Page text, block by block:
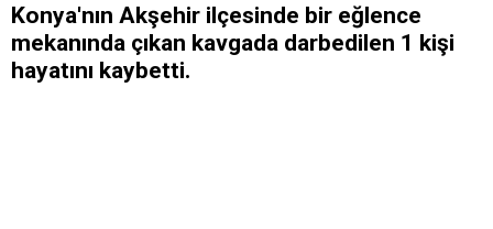
Konya'nın Akşehir ilçesinde bir eğlence
mekanında çıkan kavgada darbedilen 1 kişi
hayatını kaybetti.